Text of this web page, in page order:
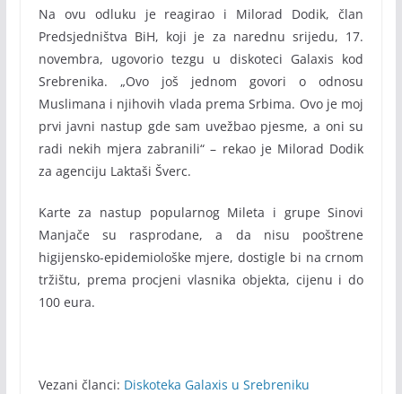
Na ovu odluku je reagirao i Milorad Dodik, član
Predsjedništva BiH, koji je za narednu srijedu, 17.
novembra, ugovorio tezgu u diskoteci Galaxis kod
Srebrenika. „Ovo još jednom govori o odnosu
Muslimana i njihovih vlada prema Srbima. Ovo je moj
prvi javni nastup gde sam uvežbao pjesme, a oni su
radi nekih mjera zabranili“ – rekao je Milorad Dodik
za agenciju Laktaši Šverc.
Karte za nastup popularnog Mileta i grupe Sinovi
Manjače su rasprodane, a da nisu pooštrene
higijensko-epidemiološke mjere, dostigle bi na crnom
tržištu, prema procjeni vlasnika objekta, cijenu i do
100 eura.
Vezani članci: Diskoteka Galaxis u Srebreniku